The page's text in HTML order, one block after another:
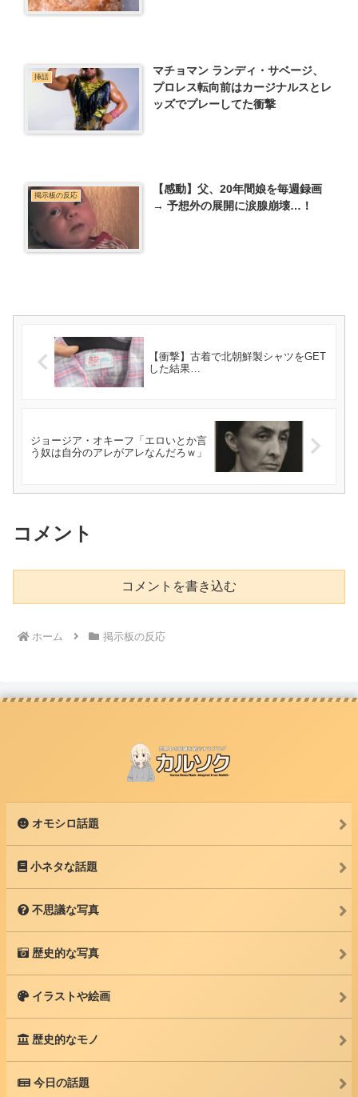
挿話
マチョマン ランディ・サベージ、
プロレス転向前はカージナルスとレ
ッズでプレーしてた衝撃
掲示板の反応
【感動】父、20年間娘を毎週録画
→ 予想外の展開に涙腺崩壊…！
【衝撃】古着で北朝鮮製シャツをGET
した結果…
ジョージア・オキーフ「エロいとか言
う奴は自分のアレがアレなんだろｗ」
コメント
コメントを書き込む
ホーム 掲示板の反応
オモシロ話題
小ネタな話題
不思議な写真
歴史的な写真
イラストや絵画
歴史的なモノ
今日の話題